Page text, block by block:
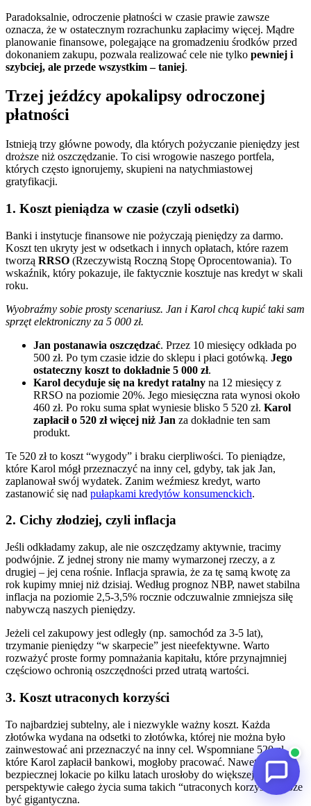
Paradoksalnie, odroczenie płatności w czasie prawie zawsze
oznacza, że w ostatecznym rozrachunku zapłacimy więcej. Mądre
planowanie finansowe, polegające na gromadzeniu środków przed
dokonaniem zakupu, pozwala realizować cele nie tylko pewniej i
szybciej, ale przede wszystkim – taniej.
Trzej jeźdźcy apokalipsy odroczonej
płatności
Istnieją trzy główne powody, dla których pożyczanie pieniędzy jest
droższe niż oszczędzanie. To cisi wrogowie naszego portfela,
których często ignorujemy, skupieni na natychmiastowej
gratyfikacji.
1. Koszt pieniądza w czasie (czyli odsetki)
Banki i instytucje finansowe nie pożyczają pieniędzy za darmo.
Koszt ten ukryty jest w odsetkach i innych opłatach, które razem
tworzą RRSO (Rzeczywistą Roczną Stopę Oprocentowania). To
wskaźnik, który pokazuje, ile faktycznie kosztuje nas kredyt w skali
roku.
Wyobraźmy sobie prosty scenariusz. Jan i Karol chcą kupić taki sam
sprzęt elektroniczny za 5 000 zł.
Jan postanawia oszczędzać. Przez 10 miesięcy odkłada po
500 zł. Po tym czasie idzie do sklepu i płaci gotówką. Jego
ostateczny koszt to dokładnie 5 000 zł.
Karol decyduje się na kredyt ratalny na 12 miesięcy z
RRSO na poziomie 20%. Jego miesięczna rata wynosi około
460 zł. Po roku suma spłat wyniesie blisko 5 520 zł. Karol
zapłacił o 520 zł więcej niż Jan za dokładnie ten sam
produkt.
Te 520 zł to koszt “wygody” i braku cierpliwości. To pieniądze,
które Karol mógł przeznaczyć na inny cel, gdyby, tak jak Jan,
zaplanował swój wydatek. Zanim weźmiesz kredyt, warto
zastanowić się nad pułapkami kredytów konsumenckich.
2. Cichy złodziej, czyli inflacja
Jeśli odkładamy zakup, ale nie oszczędzamy aktywnie, tracimy
podwójnie. Z jednej strony nie mamy wymarzonej rzeczy, a z
drugiej – jej cena rośnie. Inflacja sprawia, że za tę samą kwotę za
rok kupimy mniej niż dzisiaj. Według prognoz NBP, nawet stabilna
inflacja na poziomie 2,5-3,5% rocznie odczuwalnie zmniejsza siłę
nabywczą naszych pieniędzy.
Jeżeli cel zakupowy jest odległy (np. samochód za 3-5 lat),
trzymanie pieniędzy “w skarpecie” jest nieefektywne. Warto
rozważyć proste formy pomnażania kapitału, które przynajmniej
częściowo ochronią oszczędności przed utratą wartości.
3. Koszt utraconych korzyści
To najbardziej subtelny, ale i niezwykle ważny koszt. Każda
złotówka wydana na odsetki to złotówka, której nie można było
zainwestować ani przeznaczyć na inny cel. Wspomniane 520 zł,
które Karol zapłacił bankowi, mogłoby pracować. Nawet na
bezpiecznej lokacie po kilku latach urosłoby do większej kwoty. W
perspektywie całego życia suma takich “utraconych korzyści” może
być gigantyczna.